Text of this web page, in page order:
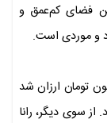
فضای کم‌عمق و
و موردی است.
(توربو) نسبت به روز گذشته ۵۵ میلیون تومان ارزان شد
ایستاد. از سوی دیگر، رانا